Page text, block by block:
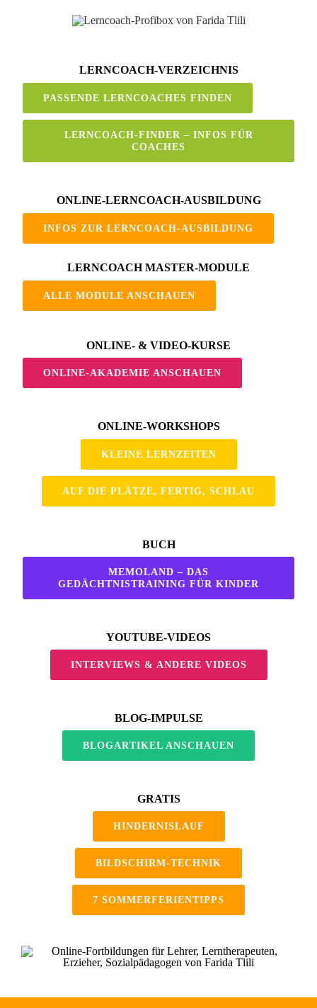
LERNCOACH-VERZEICHNIS
PASSENDE LERNCOACHES FINDEN
LERNCOACH-FINDER – INFOS FÜR
COACHES
ONLINE-LERNCOACH-AUSBILDUNG
INFOS ZUR LERNCOACH-AUSBILDUNG
LERNCOACH MASTER-MODULE
ALLE MODULE ANSCHAUEN
ONLINE- & VIDEO-KURSE
ONLINE-AKADEMIE ANSCHAUEN
ONLINE-WORKSHOPS
KLEINE LERNZEITEN
AUF DIE PLÄTZE, FERTIG, SCHLAU
BUCH
MEMOLAND – DAS
GEDÄCHTNISTRAINING FÜR KINDER
YOUTUBE-VIDEOS
INTERVIEWS & ANDERE VIDEOS
BLOG-IMPULSE
BLOGARTIKEL ANSCHAUEN
GRATIS
HINDERNISLAUF
BILDSCHIRM-TECHNIK
7 SOMMERFERIENTIPPS